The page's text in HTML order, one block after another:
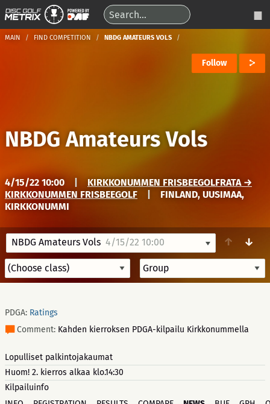
MAIN FIND COMPETITION NBDG AMATEURS VOLS
Follow
NBDG Amateurs Vols
4/15/22 10:00
KIRKKONUMMEN FRISBEEGOLFRATA →
KIRKKONUMMEN FRISBEEGOLF
FINLAND, UUSIMAA,
KIRKKONUMMI
NBDG Amateurs Vols 4/15/22 10:00 ↑ ↓
PDGA: Ratings
Comment: Kahden kierroksen PDGA-kilpailu Kirkkonummella
Lopulliset palkintojakaumat
Huom! 2. kierros alkaa klo.14:30
Kilpailuinfo